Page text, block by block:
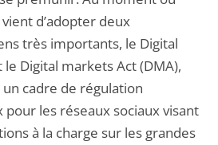
d’adopter deux
très importants, le Digital
le Digital markets Act (DMA),
cadre de régulation
les réseaux sociaux visant
à la charge sur les grandes